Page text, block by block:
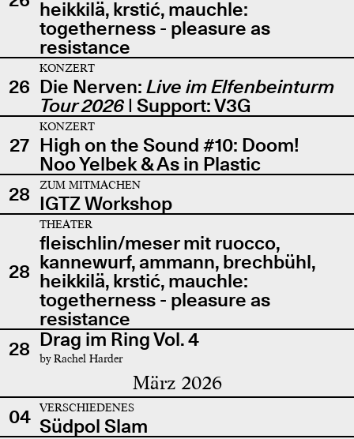
heikkilä, krstić, mauchle:
togetherness - pleasure as
resistance
26
KONZERT
Die Nerven: Live im Elfenbeinturm
Tour 2026| Support: V3G
27
KONZERT
High on the Sound #10: Doom!
Noo Yelbek & As in Plastic
28
ZUM MITMACHEN
IGTZ Workshop
28
THEATER
fleischlin/meser mit ruocco,
kannewurf, ammann, brechbühl,
heikkilä, krstić, mauchle:
togetherness - pleasure as
resistance
28 Drag im Ring Vol. 4
by Rachel Harder
März 2026
04 VERSCHIEDENES
Südpol Slam